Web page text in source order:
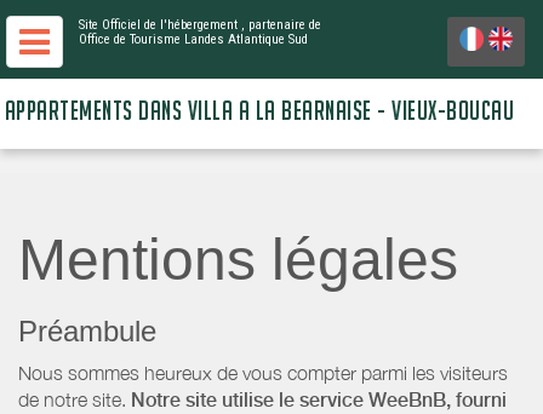
Site Officiel de l'hébergement , partenaire de
Office de Tourisme Landes Atlantique Sud
APPARTEMENTS DANS VILLA A LA BEARNAISE - VIEUX-BOUCAU
Mentions légales
Préambule
Nous sommes heureux de vous compter parmi les visiteurs
de notre site. Notre site utilise le service WeeBnB, fourni